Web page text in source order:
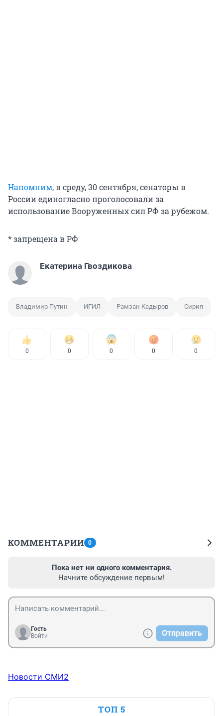
Напомним, в среду, 30 сентября, сенаторы в
России единогласно проголосовали за
использование Вооруженных сил РФ за рубежом.
* запрещена в РФ
Екатерина Гвоздикова
Владимир Путин ИГИЛ Рамзан Кадыров Сирия
0 0 0 0 0
КОММЕНТАРИИ 0
Пока нет ни одного комментария.
Начните обсуждение первым!
Гость
Войти
Отправить
Новости СМИ2
ТОП 5